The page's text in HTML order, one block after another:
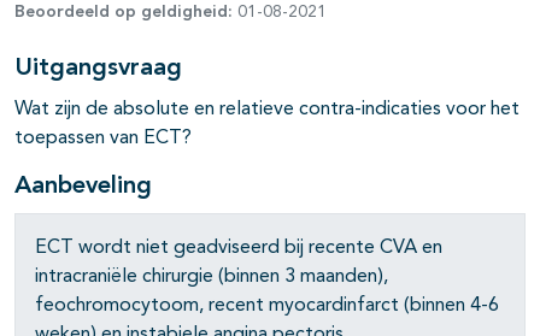
open- en dichtklappen
Beoordeeld op geldigheid: 01-08-2021
Uitgangsvraag
Wat zijn de absolute en relatieve contra-indicaties voor het
toepassen van ECT?
Aanbeveling
ECT wordt niet geadviseerd bij recente CVA en
intracraniële chirurgie (binnen 3 maanden),
feochromocytoom, recent myocardinfarct (binnen 4-6